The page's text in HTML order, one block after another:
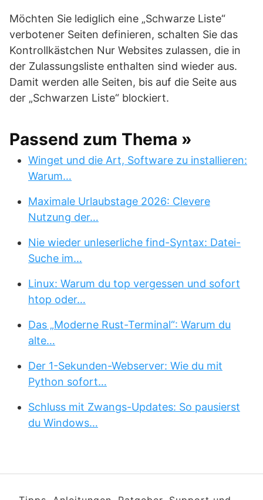
Möchten Sie lediglich eine „Schwarze Liste“
verbotener Seiten definieren, schalten Sie das
Kontrollkästchen Nur Websites zulassen, die in
der Zulassungsliste enthalten sind wieder aus.
Damit werden alle Seiten, bis auf die Seite aus
der „Schwarzen Liste“ blockiert.
Passend zum Thema »
Winget und die Art, Software zu installieren:
Warum…
Maximale Urlaubstage 2026: Clevere
Nutzung der…
Nie wieder unleserliche find-Syntax: Datei-
Suche im…
Linux: Warum du top vergessen und sofort
htop oder…
Das „Moderne Rust-Terminal“: Warum du
alte…
Der 1-Sekunden-Webserver: Wie du mit
Python sofort…
Schluss mit Zwangs-Updates: So pausierst
du Windows…